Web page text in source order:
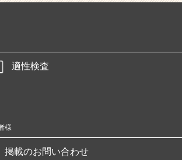
適性検査
様
掲載のお問い合わせ